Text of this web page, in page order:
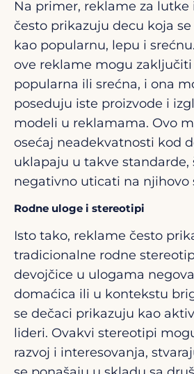
Na primer, reklame za
često prikazuju decu koja
kao popularnu, lepu i
ove reklame mogu
popularna ili srećna, i ona
poseduju iste proizvode i
modeli u reklamama. Ovo
osećaj neadekvatnosti kod
uklapaju u takve standarde,
negativno uticati na njihovo
Rodne uloge i stereotipi
Isto tako, reklame često
tradicionalne rodne
devojčice u ulogama
domaćica ili u kontekstu
se dečaci prikazuju kao
lideri. Ovakvi stereotipi
razvoj i interesovanja,